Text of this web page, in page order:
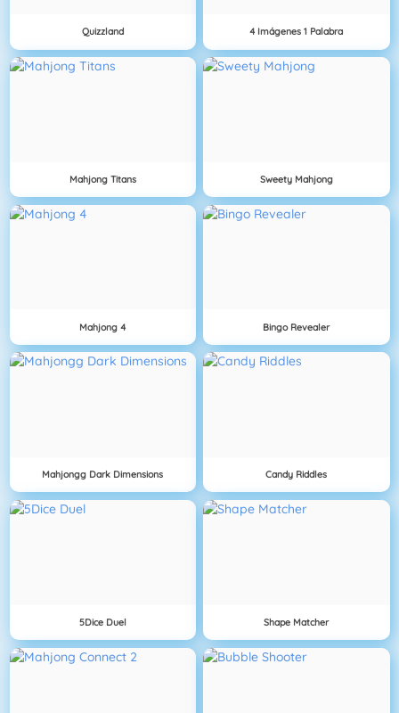
Quizzland 4 Imágenes 1 Palabra
Mahjong Titans Sweety Mahjong
Mahjong 4 Bingo Revealer
Mahjongg Dark Dimensions Candy Riddles
5Dice Duel Shape Matcher